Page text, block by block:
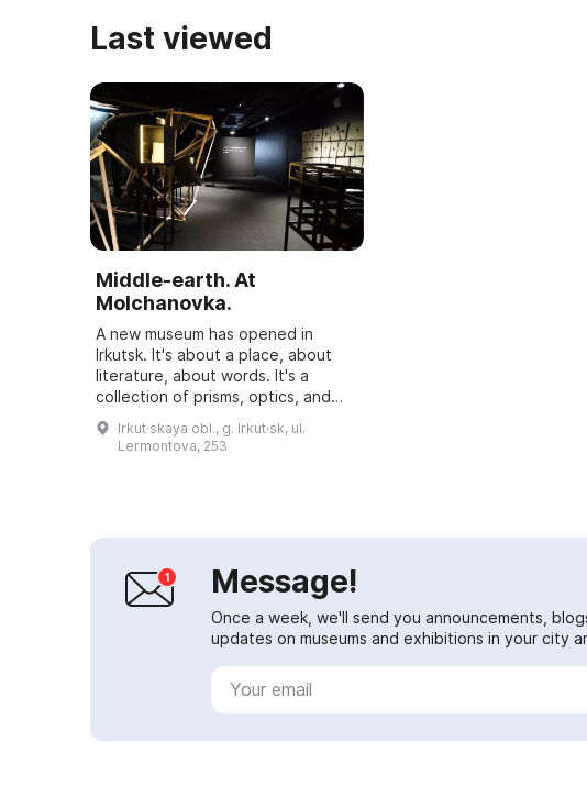
Last viewed
Middle-earth. At
Molchanovka.
A new museum has opened in
Irkutsk. It's about a place, about
literature, about words. It's a
collection of prisms, optics, and
lenses of spatial perception. Here
every visitor can change the
Irkut·skaya obl., g. Irkut·sk, ul.
Lermontova, 253
Message!
Once a week, we'll send you announcements,
updates on museums and exhibitions in your city